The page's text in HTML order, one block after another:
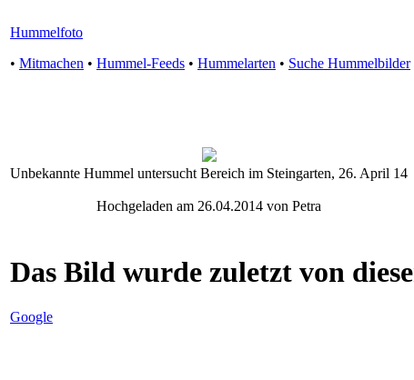
Hummelfoto
• Mitmachen • Hummel-Feeds • Hummelarten • Suche Hummelbilder
Unbekannte Hummel untersucht Bereich im Steingarten, 26. April 14
Hochgeladen am 26.04.2014 von Petra
Das Bild wurde zuletzt von
Google